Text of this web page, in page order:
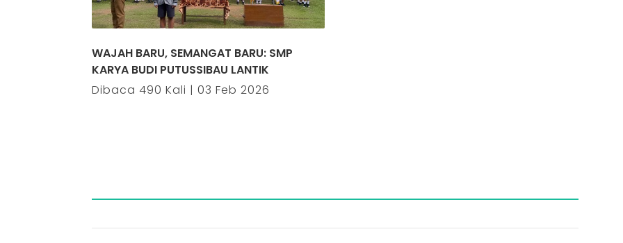
WAJAH BARU, SEMANGAT BARU: SMP
KARYA BUDI PUTUSSIBAU LANTIK
Dibaca 490 Kali | 03 Feb 2026